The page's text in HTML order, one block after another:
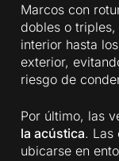
Marcos con
dobles o
interior hasta
exterior,
riesgo de
Por último, las
la acústica. Las
ubicarse en